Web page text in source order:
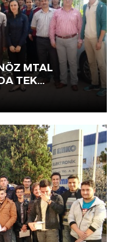
MTAL
TEK...